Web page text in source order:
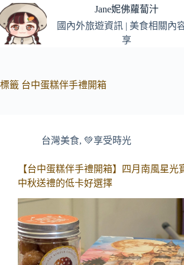
跳
至
主
容
Jane妮佛蘿蔔汁
國內外旅遊資訊 | 美食相關內
享
標籤 台中蛋糕伴手禮開箱
台灣美食, 💚享受時光
【台中蛋糕伴手禮開箱】四月南風星光
中秋送禮的低卡好選擇